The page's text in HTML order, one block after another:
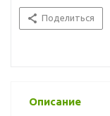
Поделиться
Описание